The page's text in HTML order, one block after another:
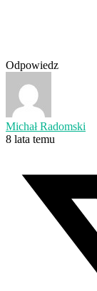
Odpowiedz
Michał Radomski
8 lata temu